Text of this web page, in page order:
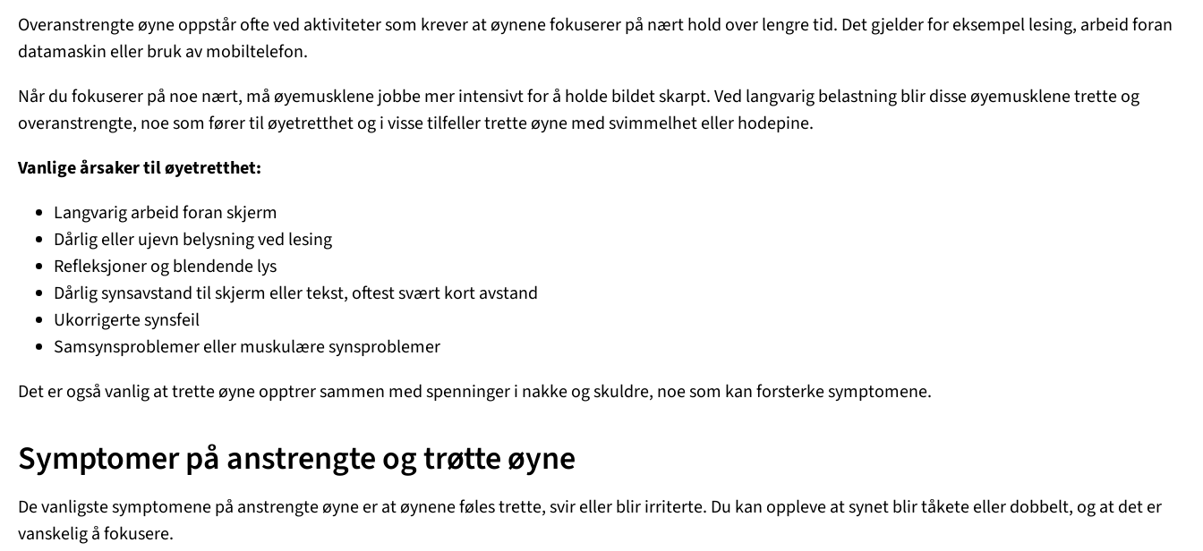
Overanstrengte øyne oppstår ofte ved aktiviteter som krever at øynene fokuserer på nært hold over lengre tid. Det gjelder for eksempel lesing, arbeid foran
datamaskin eller bruk av mobiltelefon.
Når du fokuserer på noe nært, må øyemusklene jobbe mer intensivt for å holde bildet skarpt. Ved langvarig belastning blir disse øyemusklene trette og
overanstrengte, noe som fører til øyetretthet og i visse tilfeller trette øyne med svimmelhet eller hodepine.
Vanlige årsaker til øyetretthet:
Langvarig arbeid foran skjerm
Dårlig eller ujevn belysning ved lesing
Refleksjoner og blendende lys
Dårlig synsavstand til skjerm eller tekst, oftest svært kort avstand
Ukorrigerte synsfeil
Samsynsproblemer eller muskulære synsproblemer
Det er også vanlig at trette øyne opptrer sammen med spenninger i nakke og skuldre, noe som kan forsterke symptomene.
Symptomer på anstrengte og trøtte øyne
De vanligste symptomene på anstrengte øyne er at øynene føles trette, svir eller blir irriterte. Du kan oppleve at synet blir tåkete eller dobbelt, og at det er
vanskelig å fokusere.